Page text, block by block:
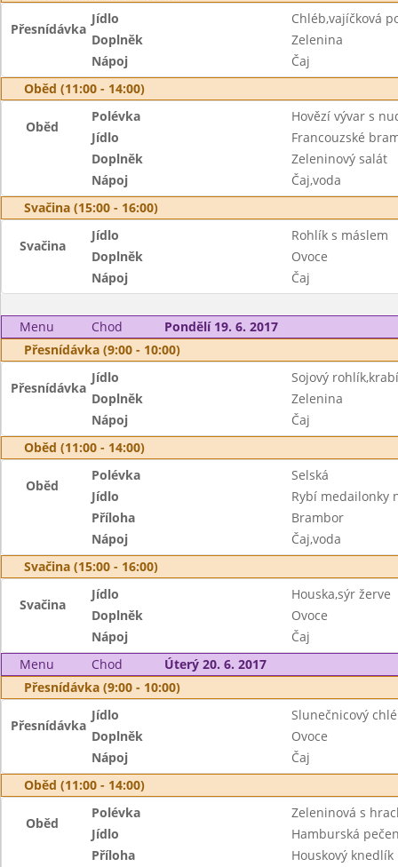
Přesnídávka
Jídlo
Chléb,vajíčková
Doplněk
Zelenina
Nápoj
Čaj
Oběd (11:00 - 14:00)
Oběd
Polévka
Hovězí vývar s
Jídlo
Francouzské
Doplněk
Zeleninový salát
Nápoj
Čaj,voda
Svačina (15:00 - 16:00)
Svačina
Jídlo
Rohlík s máslem
Doplněk
Ovoce
Nápoj
Čaj
Menu Chod
Pondělí 19. 6. 2017
Přesnídávka (9:00 - 10:00)
Přesnídávka
Jídlo
Sojový
Doplněk
Zelenina
Nápoj
Čaj
Oběd (11:00 - 14:00)
Oběd
Polévka
Selská
Jídlo
Rybí medailonky
Příloha
Brambor
Nápoj
Čaj,voda
Svačina (15:00 - 16:00)
Svačina
Jídlo
Houska,sýr žerve
Doplněk
Ovoce
Nápoj
Čaj
Menu
Chod
Úterý 20. 6. 2017
Přesnídávka (9:00 - 10:00)
Přesnídávka
Jídlo
Slunečnicový
Doplněk
Ovoce
Nápoj
Čaj
Oběd (11:00 - 14:00)
Oběd
Polévka
Zeleninová s
Jídlo
Hamburská
Příloha
Houskový knedlík